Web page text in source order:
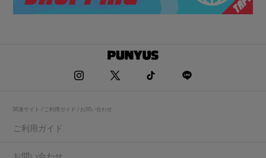
関連サイト / ご利用ガイド / お問い合わせ
ご利用ガイド